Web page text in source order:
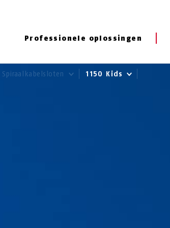
Professionele oplossingen
Spiraalkabelsloten 1150 Kids